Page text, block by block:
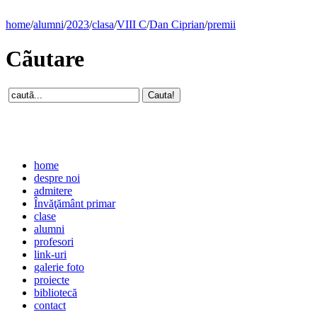
home/alumni/2023/clasa/VIII C/Dan Ciprian/premii
Cãutare
home
despre noi
admitere
Învăţământ primar
clase
alumni
profesori
link-uri
galerie foto
proiecte
bibliotecă
contact